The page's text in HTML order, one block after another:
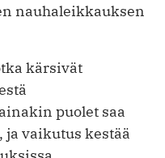
nauhaleikkauksen
kärsivät
puolet saa
ja vaikutus kestää